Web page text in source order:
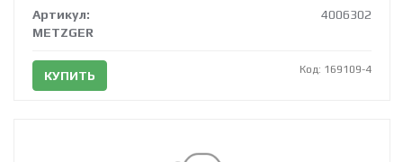
Артикул:
4006302
METZGER
КУПИТЬ Код: 169109-4